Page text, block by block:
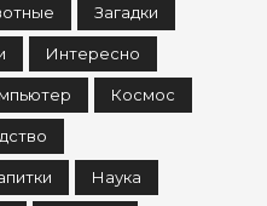
Загадки
Интересно
Космос
Наука